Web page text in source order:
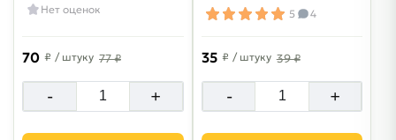
Нет оценок
70 ₽ / штуку 77 ₽
- +
5 4
35 ₽ / штуку 39 ₽
- +